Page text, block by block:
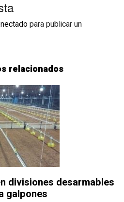
para publicar un
relacionados
divisiones desarmables
galpones